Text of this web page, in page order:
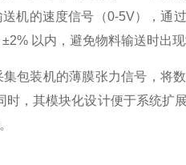
机的速度信号（0-5V），通
以内，避免物料输送时出现
包装机的薄膜张力信号，将
，其模块化设计便于系统扩